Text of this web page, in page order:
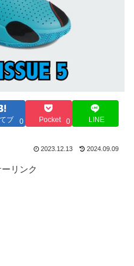
ブ 0 Pocket 0 LINE
2023.12.13 2024.09.09
リンク